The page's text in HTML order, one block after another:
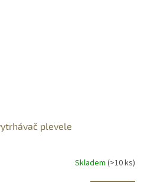
plevele
Skladem (>10 ks)